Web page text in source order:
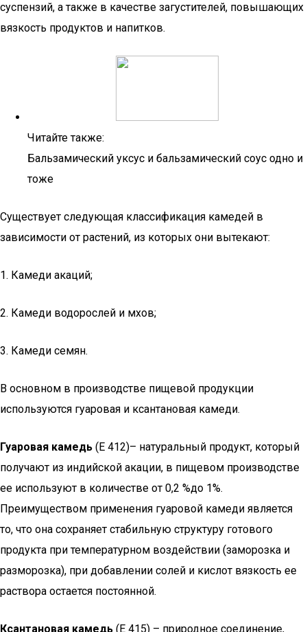
суспензий, а также в качестве загустителей, повышающих
вязкость продуктов и напитков.
Читайте также:
Бальзамический уксус и бальзамический соус одно и
тоже
Существует следующая классификация камедей в
зависимости от растений, из которых они вытекают:
1. Камеди акаций;
2. Камеди водорослей и мхов;
3. Камеди семян.
В основном в производстве пищевой продукции
используются гуаровая и ксантановая камеди.
Гуаровая камедь (Е 412)– натуральный продукт, который
получают из индийской акации, в пищевом производстве
ее используют в количестве от 0,2 %до 1%.
Преимуществом применения гуаровой камеди является
то, что она сохраняет стабильную структуру готового
продукта при температурном воздействии (заморозка и
разморозка), при добавлении солей и кислот вязкость ее
раствора остается постоянной.
Ксантановая камедь (Е 415) – природное соединение,